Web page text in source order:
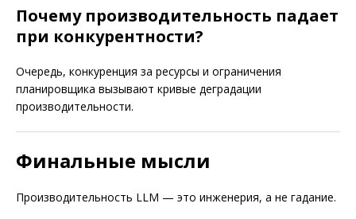
Почему производительность падает
при конкурентности?
Очередь, конкуренция за ресурсы и ограничения
планировщика вызывают кривые деградации
производительности.
Финальные мысли
Производительность LLM — это инженерия, а не гадание.